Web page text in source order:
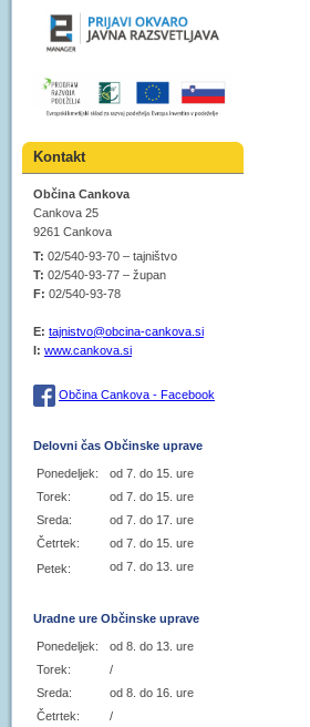
Kontakt
Občina Cankova
Cankova 25
9261 Cankova
T: 02/540-93-70 – tajništvo
T: 02/540-93-77 – župan
F: 02/540-93-78
E: tajnistvo@obcina-cankova.si
I: www.cankova.si
Občina Cankova - Facebook
Delovni čas Občinske uprave
Ponedeljek:
od 7. do 15. ure
Torek:
od 7. do 15. ure
Sreda:
od 7. do 17. ure
Četrtek:
od 7. do 15. ure
Petek:
od 7. do 13. ure
Uradne ure Občinske uprave
Ponedeljek:
od 8. do 13. ure
Torek:
/
Sreda:
od 8. do 16. ure
Četrtek:
/